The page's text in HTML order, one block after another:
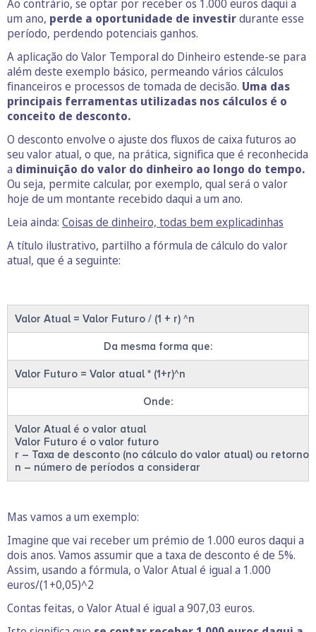
Ao contrário, se optar por receber os 1.000 euros daqui a
um ano, perde a oportunidade de investirdurante esse
período, perdendo potenciais ganhos.
A aplicação do Valor Temporal do Dinheiro estende-se para
além deste exemplo básico, permeando vários cálculos
financeiros e processos de tomada de decisão. Uma das
principais ferramentas utilizadas nos cálculos é o
conceito de desconto.
O desconto envolve o ajuste dos fluxos de caixa futuros ao
seu valor atual, o que, na prática, significa que é reconhecida
a diminuição do valor do dinheiro ao longo do tempo.
Ou seja, permite calcular, por exemplo, qual será o valor
hoje de um montante recebido daqui a um ano.
Leia ainda: Coisas de dinheiro, todas bem explicadinhas
A título ilustrativo, partilho a fórmula de cálculo do valor
atual, que é a seguinte:
Valor Atual = Valor Futuro / (1 + r) ^n
Da mesma forma que:
Valor Futuro = Valor atual * (1+r)^n
Onde:
Valor Atual é o valor atual
Valor Futuro é o valor futuro
r – Taxa de desconto (no cálculo do valor atual) ou
n – número de períodos a considerar
Mas vamos a um exemplo:
Imagine que vai receber um prémio de 1.000 euros daqui a
dois anos. Vamos assumir que a taxa de desconto é de 5%.
Assim, usando a fórmula, o Valor Atual é igual a 1.000
euros/(1+0,05)^2
Contas feitas, o Valor Atual é igual a 907,03 euros.